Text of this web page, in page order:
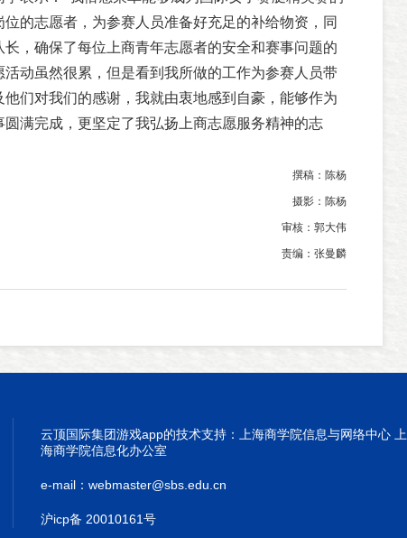
的志愿者，为参赛人员准备好充足的补给物资，同
，确保了每位上商青年志愿者的安全和赛事问题的
动虽然很累，但是看到我所做的工作为参赛人员带
们对我们的感谢，我就由衷地感到自豪，能够作为
满完成，更坚定了我弘扬上商志愿服务精神的志
撰稿：陈杨
摄影：陈杨
审核：郭大伟
责编：张曼麟
云顶国际集团游戏app的技术支持：上海商学院信息与网络中心 上
海商学院信息化办公室
e-mail： webmaster@sbs.edu.cn
沪icp备 20010161号